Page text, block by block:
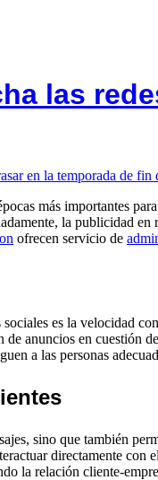
las
más importantes
la publicidad
ofrecen servicio de
es la velocidad
anuncios en cuestión
a las personas
sino que también
directamente
la relación cliente-